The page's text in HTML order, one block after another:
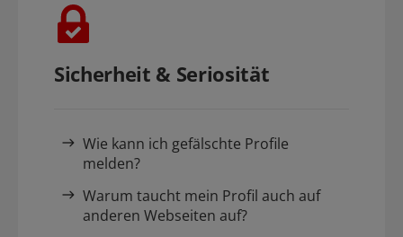
Sicherheit & Seriosität
Wie kann ich gefälschte Profile
melden?
Warum taucht mein Profil auch auf
anderen Webseiten auf?